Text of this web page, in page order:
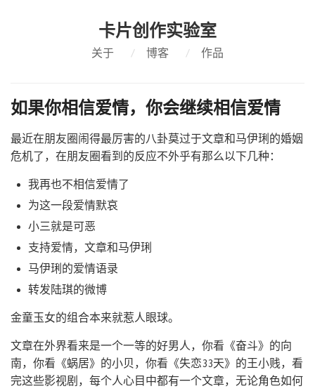
卡片创作实验室
关于 / 博客 / 作品
如果你相信爱情，你会继续相信爱情
最近在朋友圈闹得最厉害的八卦莫过于文章和马伊琍的婚姻
危机了，在朋友圈看到的反应不外乎有那么以下几种：
我再也不相信爱情了
为这一段爱情默哀
小三就是可恶
支持爱情，文章和马伊琍
马伊琍的爱情语录
转发陆琪的微博
金童玉女的组合本来就惹人眼球。
文章在外界看来是一个一等的好男人，你看《奋斗》的向
南，你看《蜗居》的小贝，你看《失恋33天》的王小贱，看
完这些影视剧，每个人心目中都有一个文章，无论角色如何